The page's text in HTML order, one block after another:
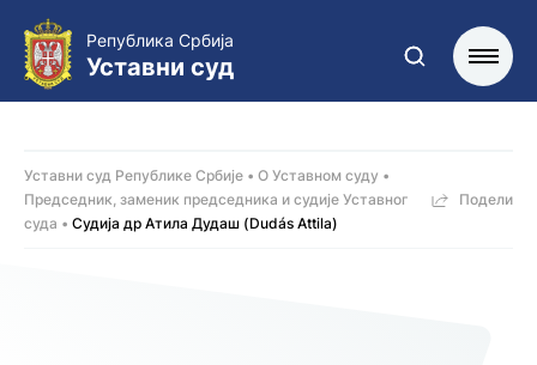
Република Србија
Уставни суд
Уставни суд Републике Србије
О Уставном суду
Председник, заменик председника и судије Уставног
суда
Судија др Атила Дудаш (Dudás Attila)
Подели